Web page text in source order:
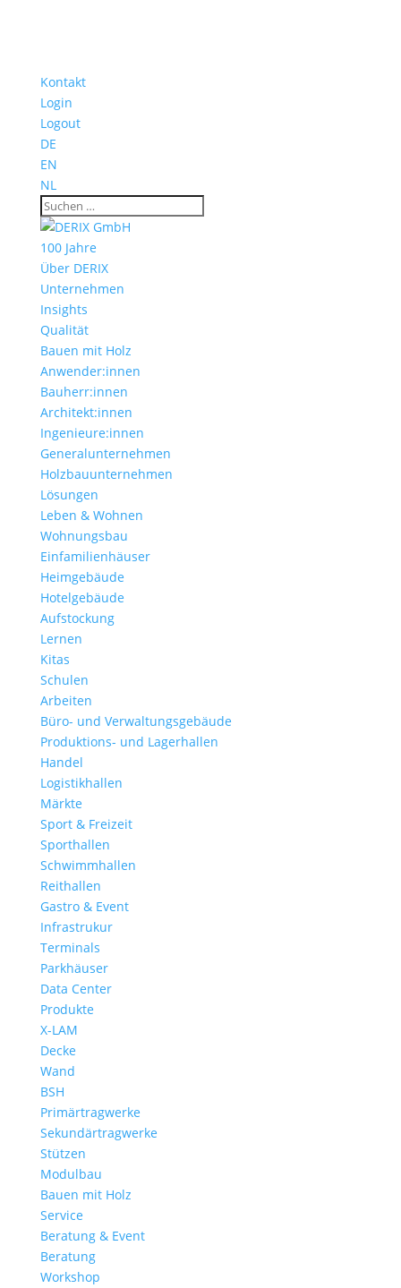
Kontakt
Login
Logout
DE
EN
NL
100 Jahre
Über DERIX
Unternehmen
Insights
Qualität
Bauen mit Holz
Anwender:innen
Bauherr:innen
Architekt:innen
Ingenieure:innen
Generalunternehmen
Holzbauunternehmen
Lösungen
Leben & Wohnen
Wohnungs­bau
Einfamilien­häuser
Heimgebäude
Hotelgebäude
Aufstockung
Lernen
Kitas
Schulen
Arbeiten
Büro- und Verwaltungs­gebäude
Produktions- und Lagerhallen
Handel
Logistikhallen
Märkte
Sport & Freizeit
Sporthallen
Schwimmhallen
Reithallen
Gastro & Event
Infrastrukur
Terminals
Parkhäuser
Data Center
Produkte
X-LAM
Decke
Wand
BSH
Primärtragwerke
Sekundärtragwerke
Stützen
Modulbau
Bauen mit Holz
Service
Beratung & Event
Beratung
Workshop